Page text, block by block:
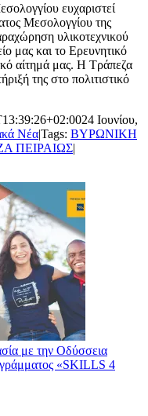
ευχαριστεί
Μεσολογγίου της
υλικοτεχνικού
μας και το Ερευνητικό
αίτημά μας. Η Τράπεζα
της στο πολιτιστικό
24 Ιουνίου,
Νέα|Tags: ΒΥΡΩΝΙΚΗ
ΠΕΙΡΑΙΩΣ|
με την Οδύσσεια
«SKILLS 4